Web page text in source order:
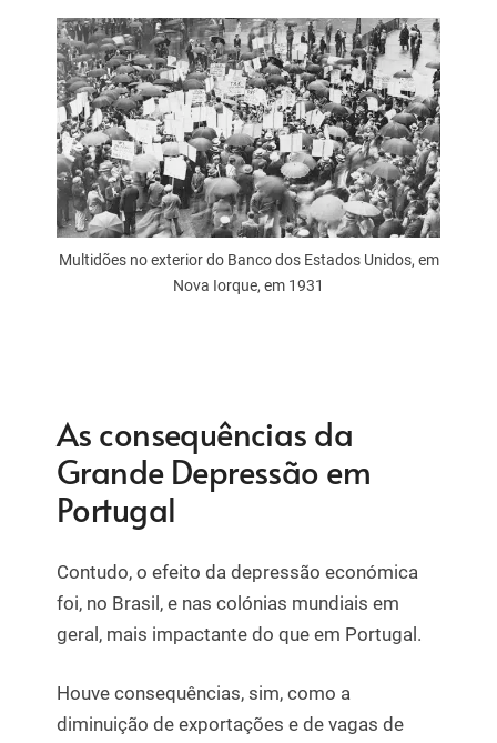
Multidões no exterior do Banco dos Estados Unidos, em
Nova Iorque, em 1931
As consequências da
Grande Depressão em
Portugal
Contudo, o efeito da depressão económica
foi, no Brasil, e nas colónias mundiais em
geral, mais impactante do que em Portugal.
Houve consequências, sim, como a
diminuição de exportações e de vagas de